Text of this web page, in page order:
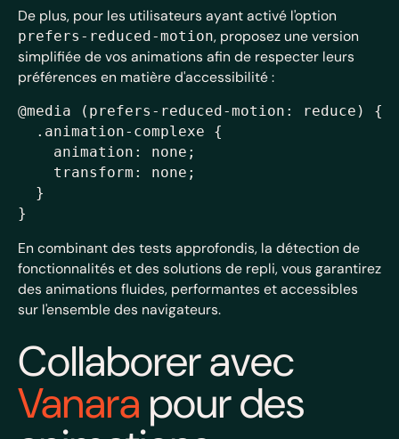
De plus, pour les utilisateurs ayant activé l'option
prefers-reduced-motion, proposez une version
simplifiée de vos animations afin de respecter leurs
préférences en matière d'accessibilité :
@media (prefers-reduced-motion: reduce) {
  .animation-complexe {
    animation: none;
    transform: none;
  }
En combinant des tests approfondis, la détection de
fonctionnalités et des solutions de repli, vous garantirez
des animations fluides, performantes et accessibles
sur l'ensemble des navigateurs.
Collaborer avec
Vanara pour des